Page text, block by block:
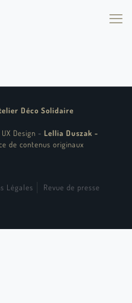
Déco Solidaire
Design - Lellia Duszak -
de contenus originaux
Légales Revue de presse